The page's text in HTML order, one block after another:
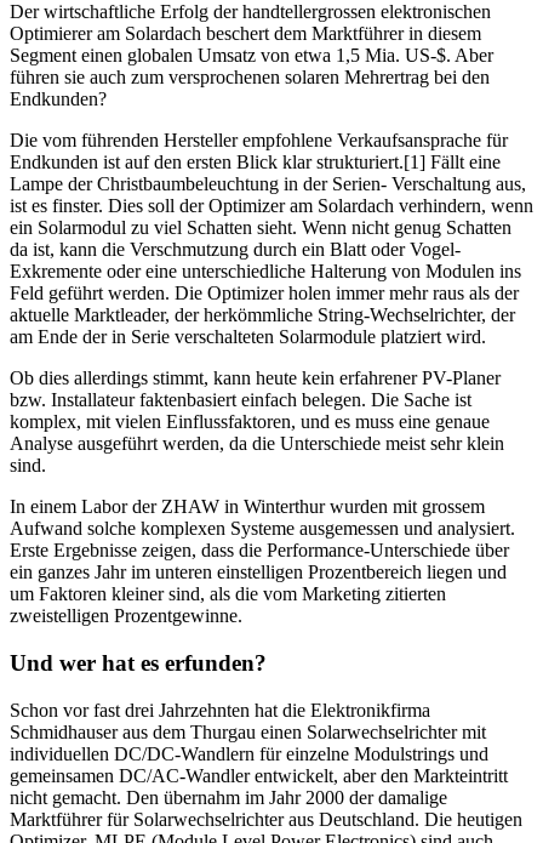
Der wirtschaftliche Erfolg der handtellergrossen elektronischen
Optimierer am Solardach beschert dem Marktführer in diesem
Segment einen globalen Umsatz von etwa 1,5 Mia. US-$. Aber
führen sie auch zum versprochenen solaren Mehrertrag bei den
Endkunden?
Die vom führenden Hersteller empfohlene Verkaufsansprache für
Endkunden ist auf den ersten Blick klar strukturiert.[1] Fällt eine
Lampe der Christbaumbeleuchtung in der Serien- Verschaltung aus,
ist es finster. Dies soll der Optimizer am Solardach verhindern, wenn
ein Solarmodul zu viel Schatten sieht. Wenn nicht genug Schatten
da ist, kann die Verschmutzung durch ein Blatt oder Vogel-
Exkremente oder eine unterschiedliche Halterung von Modulen ins
Feld geführt werden. Die Optimizer holen immer mehr raus als der
aktuelle Marktleader, der herkömmliche String-Wechselrichter, der
am Ende der in Serie verschalteten Solarmodule platziert wird.
Ob dies allerdings stimmt, kann heute kein erfahrener PV-Planer
bzw. Installateur faktenbasiert einfach belegen. Die Sache ist
komplex, mit vielen Einflussfaktoren, und es muss eine genaue
Analyse ausgeführt werden, da die Unterschiede meist sehr klein
sind.
In einem Labor der ZHAW in Winterthur wurden mit grossem
Aufwand solche komplexen Systeme ausgemessen und analysiert.
Erste Ergebnisse zeigen, dass die Performance-Unterschiede über
ein ganzes Jahr im unteren einstelligen Prozentbereich liegen und
um Faktoren kleiner sind, als die vom Marketing zitierten
zweistelligen Prozentgewinne.
Und wer hat es erfunden?
Schon vor fast drei Jahrzehnten hat die Elektronikfirma
Schmidhauser aus dem Thurgau einen Solarwechselrichter mit
individuellen DC/DC-Wandlern für einzelne Modulstrings und
gemeinsamen DC/AC-Wandler entwickelt, aber den Markteintritt
nicht gemacht. Den übernahm im Jahr 2000 der damalige
Marktführer für Solarwechselrichter aus Deutschland. Die heutigen